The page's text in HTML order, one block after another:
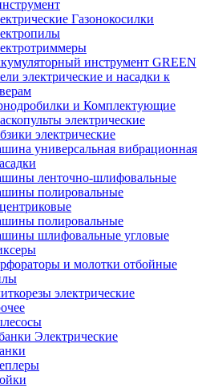
Газонокосилки
инструмент GREEN
электрические и насадки к
и Комплектующие
электрические
электрические
универсальная вибрационная
ленточно-шлифовальные
полировальные
полировальные
шлифовальные угловые
и молотки отбойные
электрические
Электрические